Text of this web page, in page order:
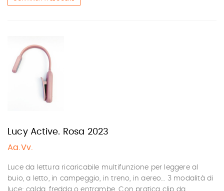
Lucy Active. Rosa 2023
Aa.Vv.
Luce da lettura ricaricabile multifunzione per leggere al
buio, a letto, in campeggio, in treno, in aereo… 3 modalità di
luce: calda, fredda o entrambe. Con pratica clip da